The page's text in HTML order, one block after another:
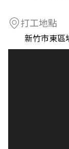
打工地點
新竹市東區